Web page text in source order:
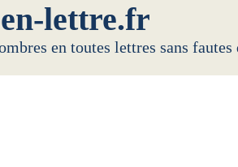
lettre.fr
en toutes lettres sans